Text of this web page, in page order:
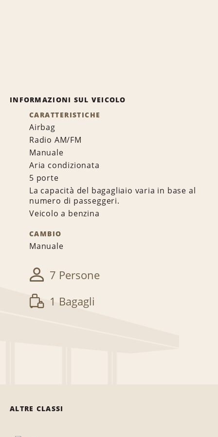
INFORMAZIONI SUL VEICOLO
CARATTERISTICHE
Airbag
Radio AM/FM
Manuale
Aria condizionata
5 porte
La capacità del bagagliaio varia in base al
numero di passeggeri.
Veicolo a benzina
CAMBIO
Manuale
7 Persone
1 Bagagli
ALTRE CLASSI